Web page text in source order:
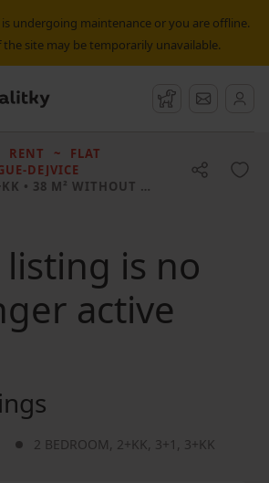
undergoing maintenance or you are offline.
the site may be temporarily unavailable.
Watchdog
RENT
FLAT
DEJVICE
• 38 M² WITHOUT REAL ESTATE
listing is no
active
2 BEDROOM, 2+KK, 3+1 , 3+KK